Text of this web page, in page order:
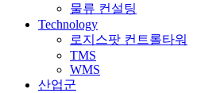
물류 컨설팅
Technology
로지스팟 컨트롤타워
TMS
WMS
산업군